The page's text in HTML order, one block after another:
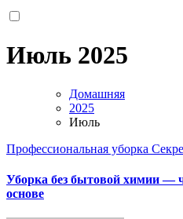
Июль 2025
Домашняя
2025
Июль
Профессиональная уборка
Уборка без бытовой химии —
основе